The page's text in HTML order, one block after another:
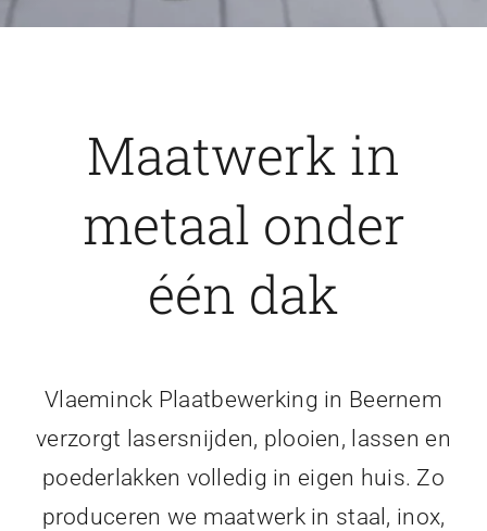
Maatwerk in
metaal onder
één dak
Vlaeminck Plaatbewerking in Beernem
verzorgt lasersnijden, plooien, lassen en
poederlakken volledig in eigen huis. Zo
produceren we maatwerk in staal, inox,